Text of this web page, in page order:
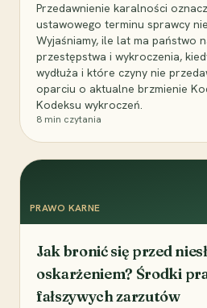
Przedawnienie karalności
ustawowego terminu sprawcy
Wyjaśniamy, ile lat ma państwo
przestępstwa i wykroczenia,
wydłuża i które czyny nie
oparciu o aktualne brzmienie
Kodeksu wykroczeń.
8 min czytania
PRAWO KARNE
Jak bronić się przed
oskarżeniem? Środki
fałszywych zarzutów